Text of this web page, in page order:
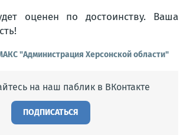
оценен по достоинству. Ваша
"Администрация Херсонской области"
на наш паблик в ВКонтакте
ПОДПИСАТЬСЯ